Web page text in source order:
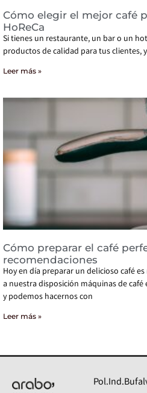
Cómo elegir el mejor café
HoReCa
Si tienes un restaurante, un bar o un
productos de calidad para tus clientes,
Leer más »
Cómo preparar el café
recomendaciones
Hoy en día preparar un delicioso café
a nuestra disposición máquinas de café
y podemos hacernos con
Leer más »